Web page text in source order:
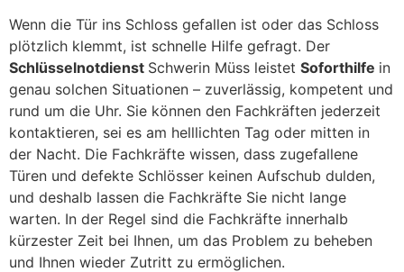
Wenn die Tür ins Schloss gefallen ist oder das Schloss
plötzlich klemmt, ist schnelle Hilfe gefragt. Der
Schlüsselnotdienst Schwerin Müss leistet Soforthilfe in
genau solchen Situationen – zuverlässig, kompetent und
rund um die Uhr. Sie können den Fachkräften jederzeit
kontaktieren, sei es am helllichten Tag oder mitten in
der Nacht. Die Fachkräfte wissen, dass zugefallene
Türen und defekte Schlösser keinen Aufschub dulden,
und deshalb lassen die Fachkräfte Sie nicht lange
warten. In der Regel sind die Fachkräfte innerhalb
kürzester Zeit bei Ihnen, um das Problem zu beheben
und Ihnen wieder Zutritt zu ermöglichen.